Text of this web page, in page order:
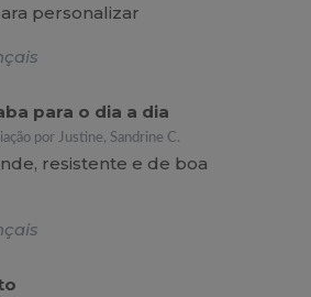
personalizar
para o dia a dia
por Justine, Sandrine C.
resistente e de boa